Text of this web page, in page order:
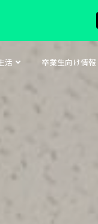
活 卒業生向け情報